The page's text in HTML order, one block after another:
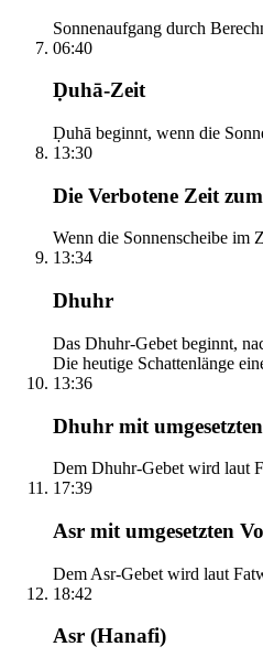
Sonnenaufgang durch
06:40
Ḍuhā-Zeit
Ḍuhā beginnt, wenn die
13:30
Die Verbotene Zeit
Wenn die Sonnenscheibe im
13:34
Dhuhr
Das Dhuhr-Gebet beginnt,
Die heutige Schattenlänge
13:36
Dhuhr mit
Dem Dhuhr-Gebet wird laut
17:39
Asr mit umgesetzten
Dem Asr-Gebet wird laut
18:42
Asr (Hanafi)